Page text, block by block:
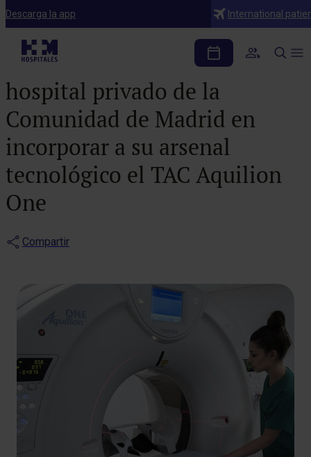
Descarga la app International
Notas de prensa
HM Sanchinarro se
convierte en el primer
hospital privado de la
Comunidad de Madrid en
incorporar a su arsenal
tecnológico el TAC Aquilion
One
Compartir